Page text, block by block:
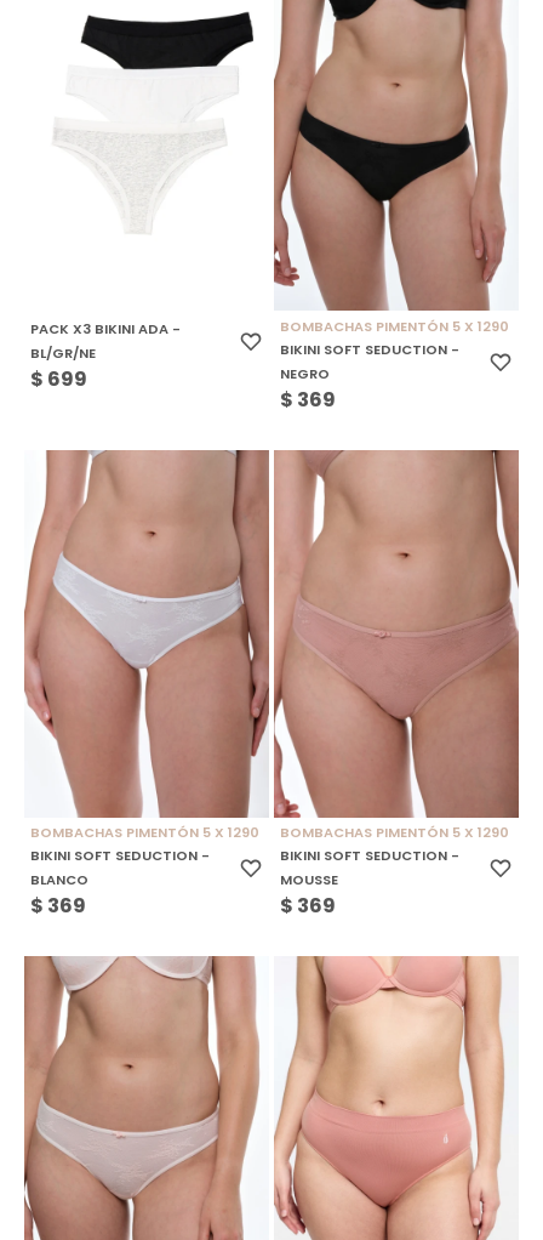
PACK X3 BIKINI ADA -
BL/GR/NE
$ 699
BOMBACHAS PIMENTÓN 5 X 1290
BIKINI SOFT SEDUCTION -
NEGRO
$ 369
BOMBACHAS PIMENTÓN 5 X 1290
BIKINI SOFT SEDUCTION -
BLANCO
$ 369
BOMBACHAS PIMENTÓN 5 X 1290
BIKINI SOFT SEDUCTION -
MOUSSE
$ 369